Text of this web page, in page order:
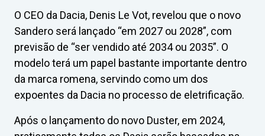
O CEO da Dacia, Denis Le Vot, revelou que o novo
Sandero será lançado “em 2027 ou 2028”, com
previsão de “ser vendido até 2034 ou 2035”. O
modelo terá um papel bastante importante dentro
da marca romena, servindo como um dos
expoentes da Dacia no processo de eletrificação.
Após o lançamento do novo Duster, em 2024,